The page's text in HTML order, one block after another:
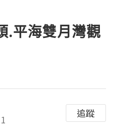
.平海雙月灣觀
追蹤